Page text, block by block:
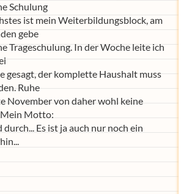
Schulung
ist mein Weiterbildungsblock, am
gebe
Trageschulung. In der Woche leite ich
gesagt, der komplette Haushalt muss
Ruhe
November von daher wohl keine
Motto:
durch... Es ist ja auch nur noch ein